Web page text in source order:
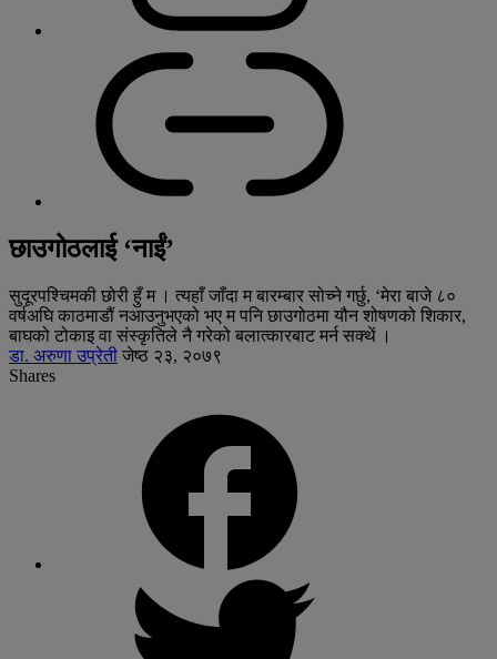
छाउगोठलाई ‘नाईं’
सुदूरपश्चिमकी छोरी हुँ म । त्यहाँ जाँदा म बारम्बार सोच्ने गर्छु, ‘मेरा बाजे ८०
वर्षअघि काठमाडौं नआउनुभएको भए म पनि छाउगोठमा यौन शोषणको शिकार,
बाघको टोकाइ वा संस्कृतिले नै गरेको बलात्कारबाट मर्न सक्थें ।
डा. अरुणा उप्रेती जेष्ठ २३, २०७९
Shares